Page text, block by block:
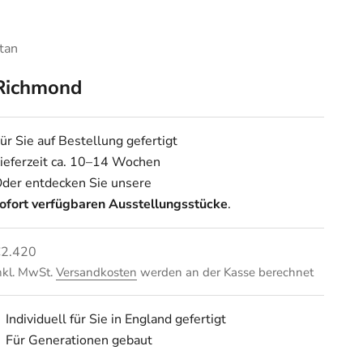
Sie auf Bestellung gefertigt
ca. 10–14 Wochen
entdecken Sie unsere
verfügbaren Ausstellungsstücke.
MwSt.Versandkosten werden an der Kasse berechnet
Individuell für Sie in England gefertigt
Für Generationen gebaut